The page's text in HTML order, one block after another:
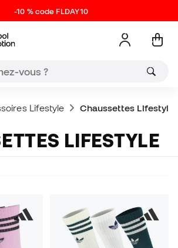
-10 % code FLDAY10
Lifestyle Chaussettes Lifestyle
LIFESTYLE